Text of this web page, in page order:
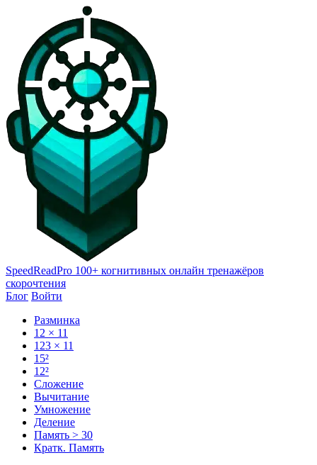
SpeedReadPro 100+ когнитивных онлайн тренажёров
скорочтения
Блог Войти
Разминка
12 × 11
123 × 11
15²
12²
Сложение
Вычитание
Умножение
Деление
Память > 30
Кратк. Память